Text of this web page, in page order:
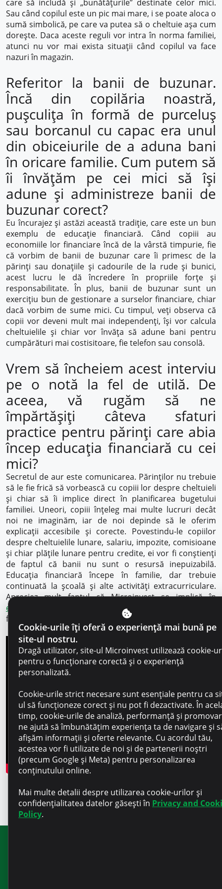
care să includă și „bunătățurile” destinate celor mici.
Sau când copilul este un pic mai mare, i se poate aloca o
sumă simbolică, pe care va putea să o cheltuie așa cum
dorește. Daca aceste reguli vor intra în norma familiei,
atunci nu vor mai exista situații când copilul va face
nazuri în magazin.
Referitor la banii de buzunar.
Încă din copilăria noastră,
pușculița în formă de purceluș
sau borcanul cu capac era unul
din obiceiurile de a aduna bani
în oricare familie. Cum putem să
îi învățăm pe cei mici să își
adune și administreze banii de
buzunar corect?
Eu încurajez și astăzi această tradiție, care este un bun
exemplu de educație financiară. Când copiii au
economiile lor financiare încă de la vârstă timpurie, fie
că vorbim de banii de buzunar care îi primesc de la
părinți sau donațiile și cadourile de la rude și bunici,
acest lucru le dă încredere în propriile forțe și
responsabilitate. În plus, banii de buzunar sunt un
exercițiu bun de gestionare a surselor financiare, chiar
dacă vorbim de sume mici. Cu timpul, veți observa că
copii vor deveni mult mai independenți, își vor calcula
cheltuielile și chiar vor învăța să adune bani pentru
cumpărături mai costisitoare, fie telefon sau consolă.
Vrem să încheiem acest interviu
pe o notă la fel de utilă. De
aceea, vă rugăm să ne
împărtășiți câteva sfaturi
practice pentru părinți care abia
încep educația financiară cu cei
mici?
Secretul de aur este comunicarea. Părinților nu trebuie
să le fie frică să vorbească cu copiii lor despre cheltuieli
și chiar să îi implice direct în planificarea bugetului
familiei. Uneori, copiii înțeleg mai multe lucruri decât
noi ne imaginăm, iar de noi depinde să le oferim
explicații accesibile și corecte. Povestindu-le copiilor
despre cheltuielile lunare, salariu, impozite, comisioane
și chiar plățile lunare pentru credite, ei vor fi conștienți
de faptul că banii nu sunt o resursă inepuizabilă.
Educația financiară începe în familie, dar trebuie
continuată la școală și alte activități extracurriculare.
Apreciez mult faptul că Microinvest se implică în
educația financiară
a tinerei generații, care mai apoi vor
fi maturi informați și responsabili.
Cookie-urile îți oferă o experiență mai bună pe
site-ul nostru.
Dragă utilizator, site-ul Microinvest utilizează cookie-
pentru o funcționare corectă și o experiență
personalizată.
Cookie-urile strict necesare sunt esențiale pentru ca
ul să funcționeze corect și nu pot fi dezactivate. În
timp, cookie-urile de analiză, performanță și
ne ajută să îmbunătățim experiența ta de navigare și
afișăm informații și oferte relevante. Cu acordul tău,
acestea vor fi utilizate de noi și de partenerii noștri
(precum Google și Meta) pentru personalizarea
conținutului online.
Mai multe detalii despre utilizarea cookie-urilor și
confidențialitatea datelor găsești în Privacy and
Policy.